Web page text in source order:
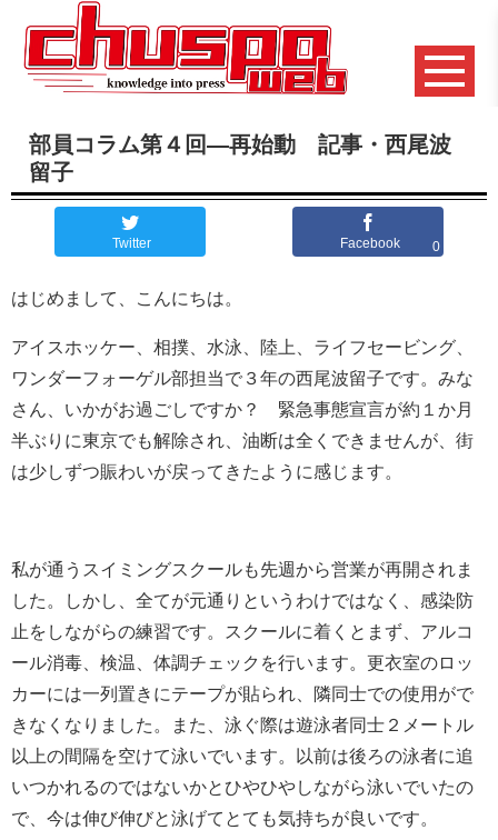
部員コラム第４回―再始動 記事・西尾波
留子
Twitter Facebook 0
はじめまして、こんにちは。
アイスホッケー、相撲、水泳、陸上、ライフセービング、
ワンダーフォーゲル部担当で３年の西尾波留子です。みな
さん、いかがお過ごしですか？ 緊急事態宣言が約１か月
半ぶりに東京でも解除され、油断は全くできませんが、街
は少しずつ賑わいが戻ってきたように感じます。
私が通うスイミングスクールも先週から営業が再開されま
した。しかし、全てが元通りというわけではなく、感染防
止をしながらの練習です。スクールに着くとまず、アルコ
ール消毒、検温、体調チェックを行います。更衣室のロッ
カーには一列置きにテープが貼られ、隣同士での使用がで
きなくなりました。また、泳ぐ際は遊泳者同士２メートル
以上の間隔を空けて泳いでいます。以前は後ろの泳者に追
いつかれるのではないかとひやひやしながら泳いでいたの
で、今は伸び伸びと泳げてとても気持ちが良いです。